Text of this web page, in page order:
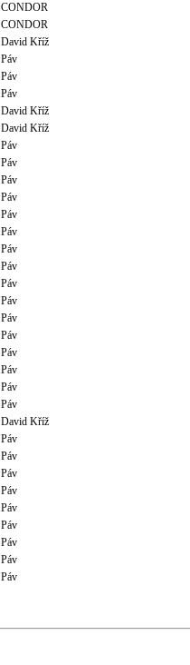
CONDOR
CONDOR
David Kříž
Páv
Páv
Páv
David Kříž
David Kříž
Páv
Páv
Páv
Páv
Páv
Páv
Páv
Páv
Páv
Páv
Páv
Páv
Páv
Páv
Páv
Páv
David Kříž
Páv
Páv
Páv
Páv
Páv
Páv
Páv
Páv
Páv